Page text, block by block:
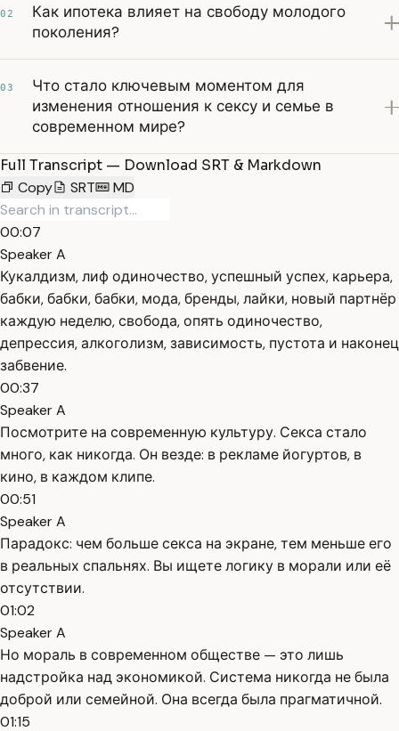
02
Как ипотека влияет на свободу молодого
поколения?
03
Что стало ключевым моментом для
изменения отношения к сексу и семье в
современном мире?
Full Transcript — Download SRT & Markdown
Copy
SRT MD
00:07
Speaker A
Кукалдизм, лиф одиночество, успешный успех, карьера,
бабки, бабки, бабки, мода, бренды, лайки, новый партнёр
каждую неделю, свобода, опять одиночество,
депрессия, алкоголизм, зависимость, пустота и наконец
забвение.
00:37
Speaker A
Посмотрите на современную культуру. Секса стало
много, как никогда. Он везде: в рекламе йогуртов, в
кино, в каждом клипе.
00:51
Speaker A
Парадокс: чем больше секса на экране, тем меньше его
в реальных спальнях. Вы ищете логику в морали или её
отсутствии.
01:02
Speaker A
Но мораль в современном обществе — это лишь
надстройка над экономикой. Система никогда не была
доброй или семейной. Она всегда была прагматичной.
01:15